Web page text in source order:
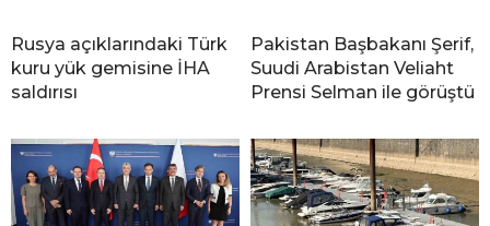
Rusya açıklarındaki Türk
kuru yük gemisine İHA
saldırısı
Pakistan Başbakanı Şerif,
Suudi Arabistan Veliaht
Prensi Selman ile görüştü